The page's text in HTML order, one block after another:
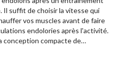
Il suffit de choisir la vitesse qui
vos muscles avant de faire
endolories après l'activité.
conception compacte de
d'un soulagement musculaire